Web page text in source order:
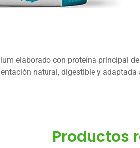
elaborado con proteína principal
natural, digestible y adaptada
Productos